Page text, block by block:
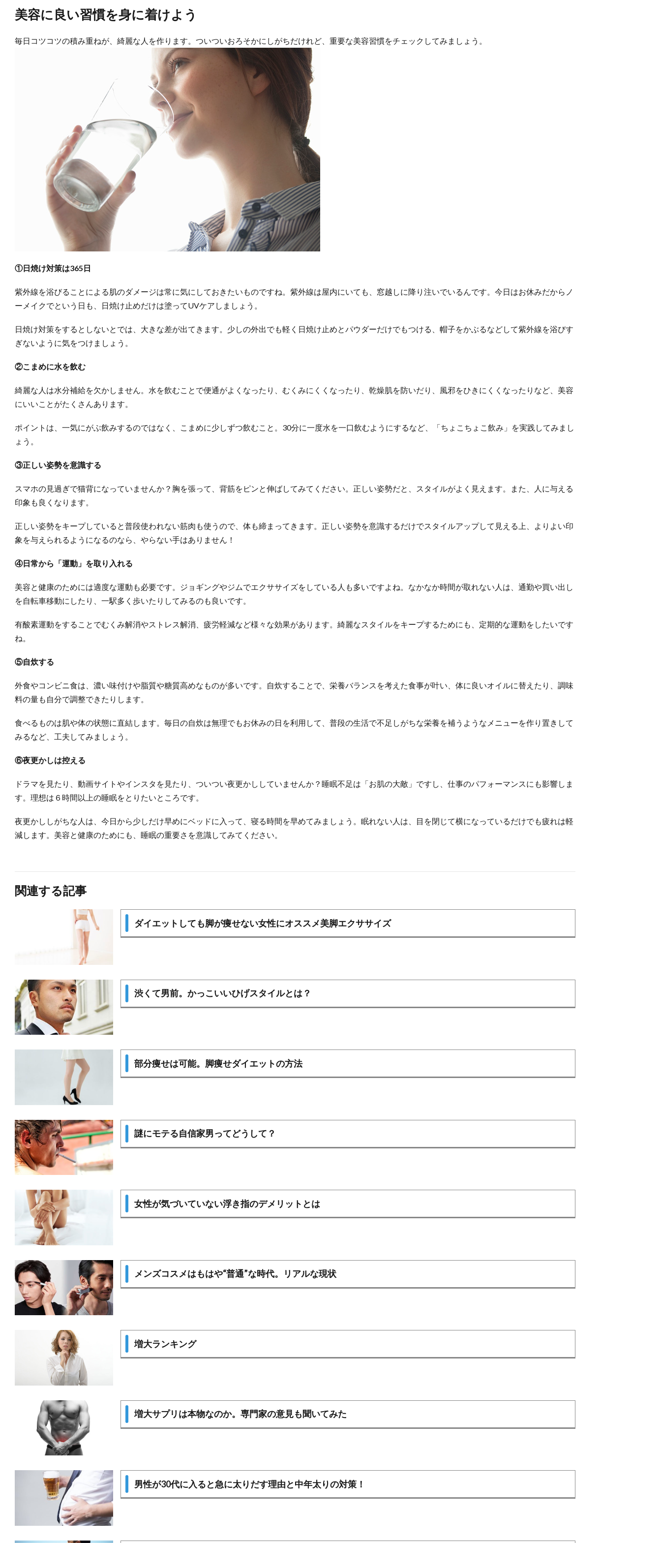
美容に良い習慣を身に着けよう
毎日コツコツの積み重ねが、綺麗な人を作ります。ついついおろそかにしがちだけれど、重要な美容習慣をチェックしてみましょう。
①日焼け対策は365日
紫外線を浴びることによる肌のダメージは常に気にしておきたいものですね。紫外線は屋内にいても、窓越しに降り注いでいるんです。今日はお休みだからノ
ーメイクでという日も、日焼け止めだけは塗ってUVケアしましょう。
日焼け対策をするとしないとでは、大きな差が出てきます。少しの外出でも軽く日焼け止めとパウダーだけでもつける、帽子をかぶるなどして紫外線を浴びす
ぎないように気をつけましょう。
②こまめに水を飲む
綺麗な人は水分補給を欠かしません。水を飲むことで便通がよくなったり、むくみにくくなったり、乾燥肌を防いだり、風邪をひきにくくなったりなど、美容
にいいことがたくさんあります。
ポイントは、一気にがぶ飲みするのではなく、こまめに少しずつ飲むこと。30分に一度水を一口飲むようにするなど、「ちょこちょこ飲み」を実践してみまし
ょう。
③正しい姿勢を意識する
スマホの見過ぎで猫背になっていませんか？胸を張って、背筋をピンと伸ばしてみてください。正しい姿勢だと、スタイルがよく見えます。また、人に与える
印象も良くなります。
正しい姿勢をキープしていると普段使われない筋肉も使うので、体も締まってきます。正しい姿勢を意識するだけでスタイルアップして見える上、よりよい印
象を与えられるようになるのなら、やらない手はありません！
④日常から「運動」を取り入れる
美容と健康のためには適度な運動も必要です。ジョギングやジムでエクササイズをしている人も多いですよね。なかなか時間が取れない人は、通勤や買い出し
を自転車移動にしたり、一駅多く歩いたりしてみるのも良いです。
有酸素運動をすることでむくみ解消やストレス解消、疲労軽減など様々な効果があります。綺麗なスタイルをキープするためにも、定期的な運動をしたいです
ね。
⑤自炊する
外食やコンビニ食は、濃い味付けや脂質や糖質高めなものが多いです。自炊することで、栄養バランスを考えた食事が叶い、体に良いオイルに替えたり、調味
料の量も自分で調整できたりします。
食べるものは肌や体の状態に直結します。毎日の自炊は無理でもお休みの日を利用して、普段の生活で不足しがちな栄養を補うようなメニューを作り置きして
みるなど、工夫してみましょう。
⑥夜更かしは控える
ドラマを見たり、動画サイトやインスタを見たり、ついつい夜更かししていませんか？睡眠不足は「お肌の大敵」ですし、仕事のパフォーマンスにも影響しま
す。理想は６時間以上の睡眠をとりたいところです。
夜更かししがちな人は、今日から少しだけ早めにベッドに入って、寝る時間を早めてみましょう。眠れない人は、目を閉じて横になっているだけでも疲れは軽
減します。美容と健康のためにも、睡眠の重要さを意識してみてください。
関連する記事
ダイエットしても脚が痩せない女性にオススメ美脚エクササイズ
渋くて男前。かっこいいひげスタイルとは？
部分痩せは可能。脚痩せダイエットの方法
謎にモテる自信家男ってどうして？
女性が気づいていない浮き指のデメリットとは
メンズコスメはもはや“普通”な時代。リアルな現状
増大ランキング
増大サプリは本物なのか。専門家の意見も聞いてみた
男性が30代に入ると急に太りだす理由と中年太りの対策！